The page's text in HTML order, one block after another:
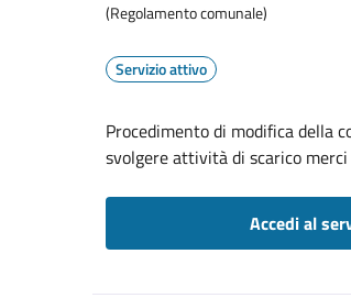
(Regolamento comunale)
Servizio attivo
Procedimento di modifica della
svolgere attività di scarico
Accedi al